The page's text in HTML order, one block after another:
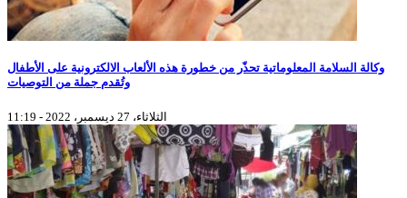
وكالة السلامة المعلوماتية تحذّر من خطورة هذه الألعاب الالكترونية على الأطفال
وتُقدم جملة من التوصيات
الثلاثاء، 27 ديسمبر، 2022 - 11:19